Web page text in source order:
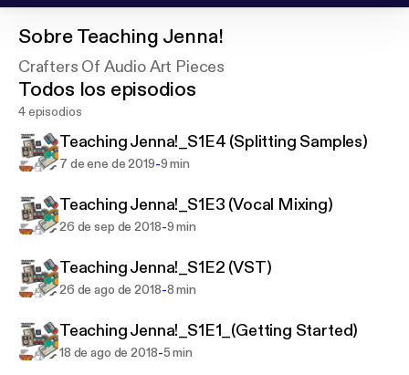
SobreTeaching Jenna!
Crafters Of Audio Art Pieces
Todos los episodios
4 episodios
Teaching Jenna!_S1E4 (Splitting Samples)
7 de ene de 2019-9 min
Teaching Jenna!_S1E3 (Vocal Mixing)
26 de sep de 2018-9 min
Teaching Jenna!_S1E2 (VST)
26 de ago de 2018-8 min
Teaching Jenna!_S1E1_(Getting Started)
18 de ago de 2018-5 min